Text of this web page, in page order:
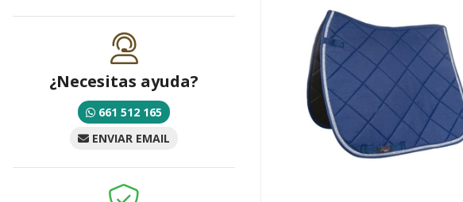
¿Necesitas ayuda?
661 512 165
ENVIAR EMAIL